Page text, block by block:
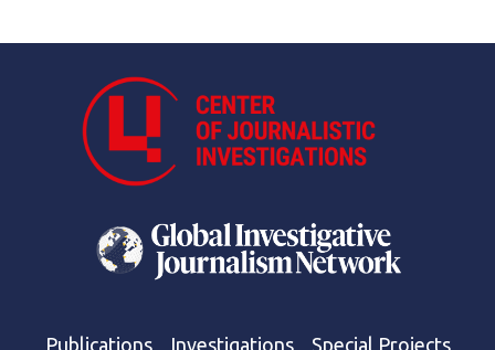
Publications Investigations Special Projects